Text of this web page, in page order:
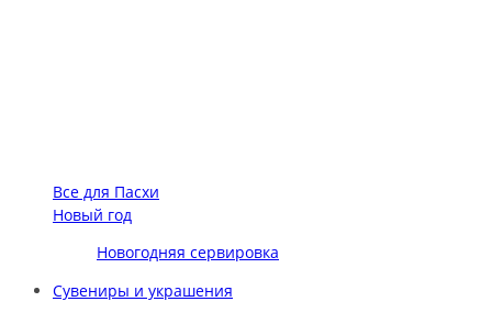
Все для Пасхи
Новый год
Новогодняя сервировка
Сувениры и украшения